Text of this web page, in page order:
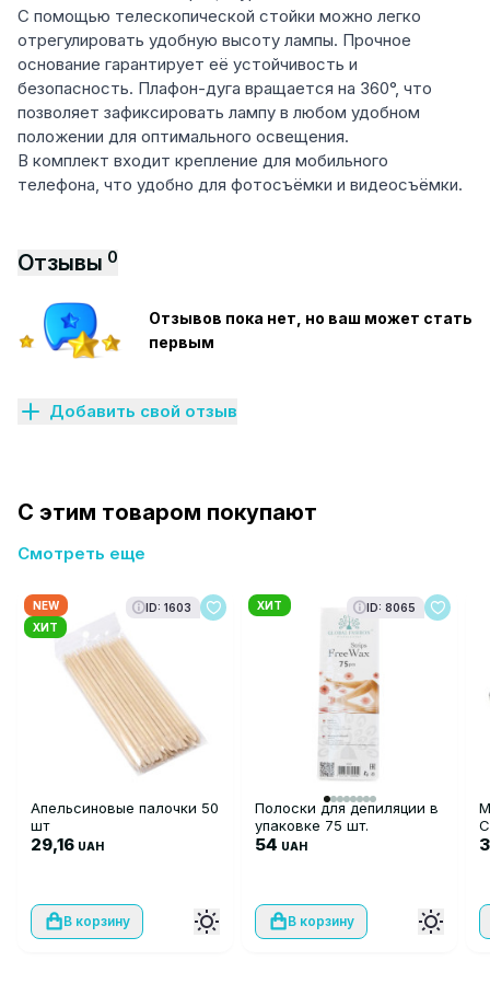
С помощью телескопической стойки можно легко
отрегулировать удобную высоту лампы. Прочное
основание гарантирует её устойчивость и
безопасность. Плафон-дуга вращается на 360°, что
позволяет зафиксировать лампу в любом удобном
положении для оптимального освещения.
В комплект входит крепление для мобильного
телефона, что удобно для фотосъёмки и видеосъёмки.
Отзывы 0
Отзывов пока нет, но ваш может стать
первым
Добавить свой отзыв
С этим товаром покупают
Смотреть еще
NEW
ХИТ
ID: 1603
Апельсиновые палочки 50
шт
29,16 UAH
В корзину
ХИТ ID: 8065
Полоски для депиляции в
упаковке 75 шт.
54 UAH
В корзину